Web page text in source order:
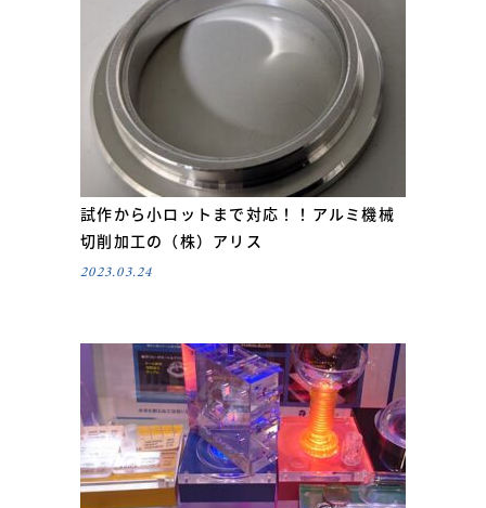
試作から小ロットまで対応！！アルミ機械
切削加工の（株）アリス
2023.03.24